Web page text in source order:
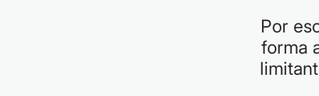
Por
forma